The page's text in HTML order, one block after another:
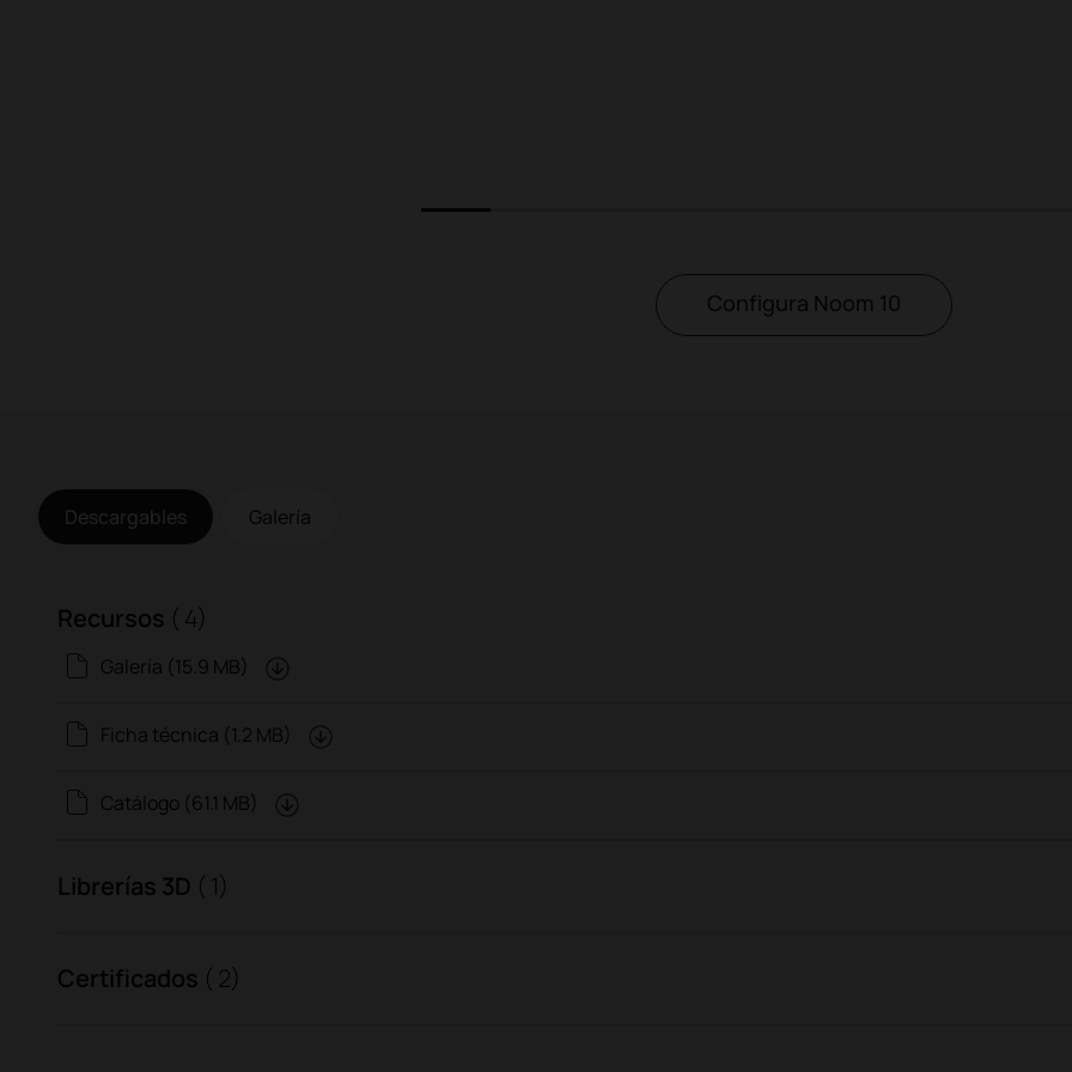
Configura Noom 10
Descargables Galería
Recursos ( 4)
Galería (15.9 MB)
Ficha técnica (1.2 MB)
Catálogo (61.1 MB)
Librerías 3D ( 1)
Certificados ( 2)